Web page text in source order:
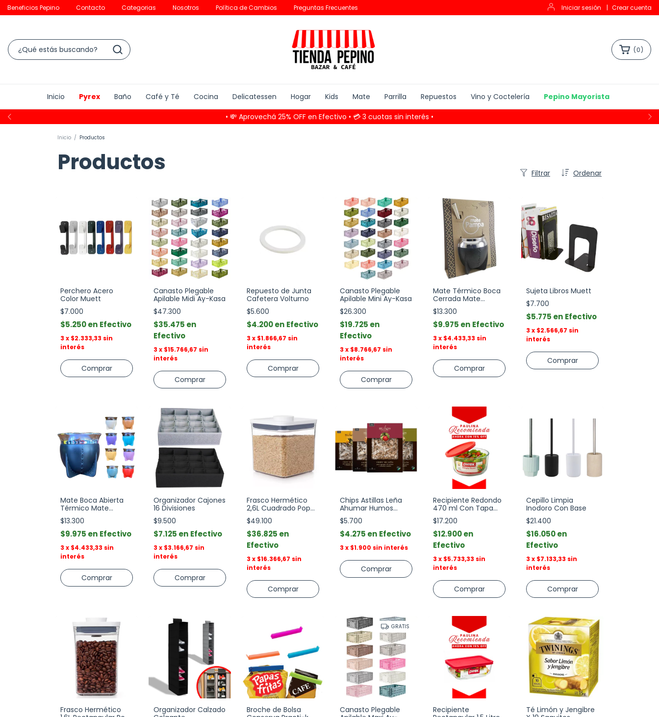
Beneficios Pepino Contacto Categorias Nosotros Política de Cambios Preguntas Frecuentes Iniciar sesión | Crear cuenta
• 💸 Aprovechá 25% OFF en Efectivo • 💳 3 cuotas sin interés •
(0)
Inicio Pyrex Baño Café y Té Cocina Delicatessen Hogar Kids Mate Parrilla Repuestos Vino y Coctelería Pepino Mayorista
Inicio / Productos
Productos Ordenar
Filtrar
Perchero Acero
Color Muett
$7.000
$5.250 Efectivo
3 x $2.333,33 sin
interés
Comprar
Canasto Plegable
Apilable Midi Ay-Kasa
$47.300
$35.475
Efectivo
3 x $15.766,67 sin
interés
Comprar
Repuesto de Junta
Cafetera Volturno
$5.600
$4.200 Efectivo
3 x $1.866,67 sin
interés
Comprar
Canasto Plegable
Apilable Mini Ay-Kasa
$26.300
$19.725
Efectivo
3 x $8.766,67 sin
interés
Comprar
Mate Térmico Boca
Cerrada Mate
Pampa
$13.300
$9.975 Efectivo
3 x $4.433,33 sin
interés
Comprar
Sujeta Libros Muett
$7.700
$5.775 Efectivo
3 x $2.566,67 sin
interés
Comprar
Mate Boca Abierta
Térmico Mate
Pampa
$13.300
$9.975 Efectivo
3 x $4.433,33 sin
interés
Comprar
Organizador Cajones
16 Divisiones
$9.500
$7.125 Efectivo
3 x $3.166,67 sin
interés
Comprar
Frasco Hermético
2,6L Cuadrado Pop
Up Oxo
$49.100
$36.825
Efectivo
3 x $16.366,67 sin
interés
Chips Astillas Leña
Ahumar Humos
Parrilla 500g
$5.700
$4.275 Efectivo
3 x $1.900 sin interés
Comprar
Recipiente Redondo
470 ml Con Tapa
Simply Store Pyrex
$17.200
$12.900
Efectivo
3 x $5.733,33 sin
interés
Cepillo Limpia
Inodoro Con Base
$21.400
$16.050
Efectivo
3 x $7.133,33 sin
interés
Comprar
Frasco Hermético
Organizador Calzado
Broche de Bolsa
GRATIS
Canasto Plegable
Recipiente
Té Limón y Jengibre